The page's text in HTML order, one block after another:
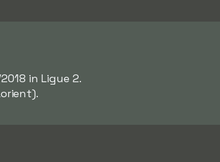
in Ligue 2.